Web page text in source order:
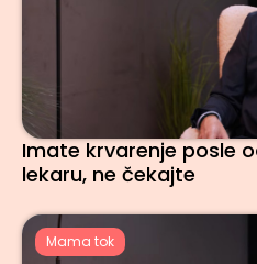
Imate krvarenje posle
lekaru, ne čekajte
Mama tok